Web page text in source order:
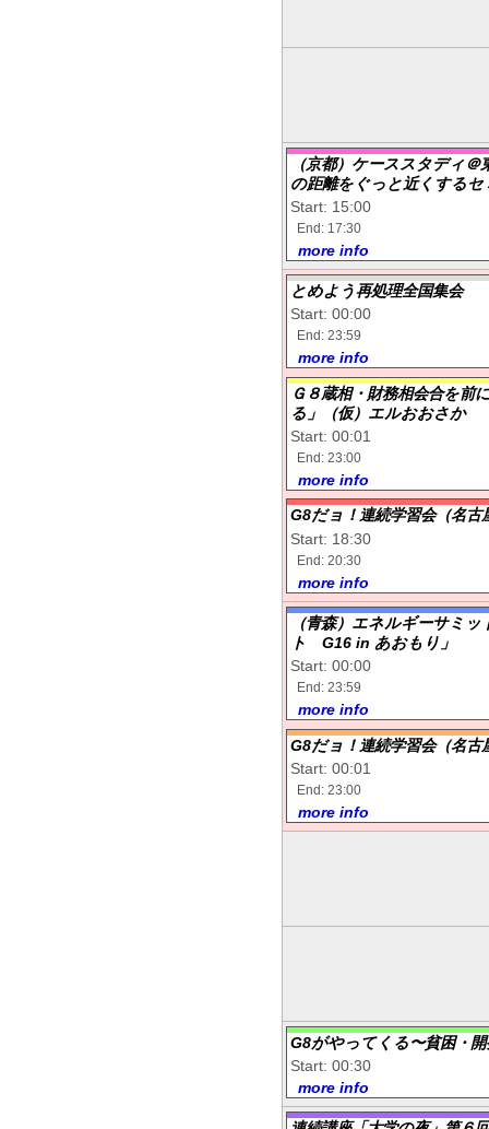
（京都）ケーススタディ
の距離をぐっと近くするセ
Start: 15:00
End: 17:30
more info
とめよう再処理全国集会
Start: 00:00
End: 23:59
more info
Ｇ８蔵相・財務相会合を前
る」（仮）エルおおさか
Start: 00:01
End: 23:00
more info
G8だョ！連続学習会（名古
Start: 18:30
End: 20:30
more info
（青森）エネルギーサミ
ト G16 in あおもり」
Start: 00:00
End: 23:59
more info
G8だョ！連続学習会（名古
Start: 00:01
End: 23:00
more info
G8がやってくる〜貧困・
Start: 00:30
more info